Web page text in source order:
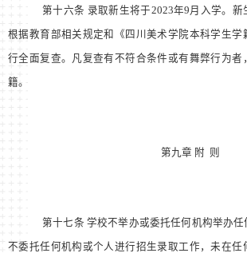
第十六条 录取新生将于2023年9月入学。新
根据教育部相关规定和《四川美术学院本科学生学
行全面复查。凡复查有不符合条件或有舞弊行为者
籍。
第九章 附 则
第十七条 学校不举办或委托任何机构举办任
不委托任何机构或个人进行招生录取工作，未在任